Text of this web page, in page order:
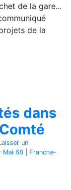
de la gare...
de la
dans
un
Mai 68
Franche-